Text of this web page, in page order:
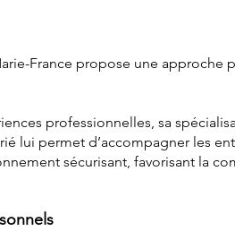
France propose une approche
professionnelles, sa
lui permet d’accompagner les
sécurisant, favorisant la